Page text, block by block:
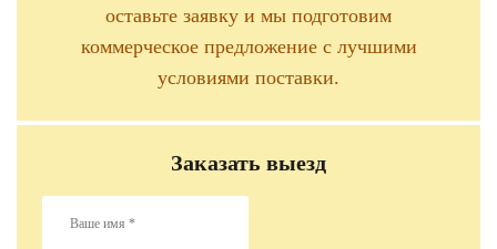
оставьте заявку и мы подготовим
коммерческое предложение с лучшими
условиями поставки.
Заказать выезд